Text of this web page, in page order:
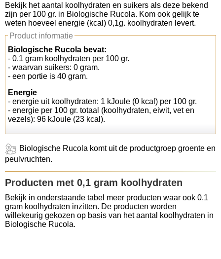
Koolhydraten tellen
Links
Bekijk het aantal koolhydraten en suikers als deze bekend
zijn per 100 gr. in Biologische Rucola. Kom ook gelijk te
weten hoeveel energie (kcal) 0,1g. koolhydraten levert.
Product informatie
Biologische Rucola bevat:
- 0,1 gram koolhydraten per 100 gr.
- waarvan suikers: 0 gram.
- een portie is 40 gram.
Energie
- energie uit koolhydraten: 1 kJoule (0 kcal) per 100 gr.
- energie per 100 gr. totaal (koolhydraten, eiwit, vet en
vezels): 96 kJoule (23 kcal).
Biologische Rucola komt uit de productgroep groente en
peulvruchten.
Producten met 0,1 gram koolhydraten
Bekijk in onderstaande tabel meer producten waar ook 0,1
gram koolhydraten inzitten. De producten worden
willekeurig gekozen op basis van het aantal koolhydraten in
Biologische Rucola.